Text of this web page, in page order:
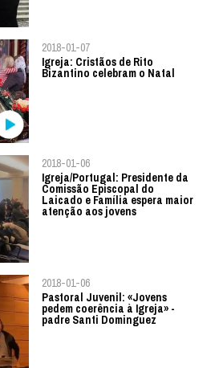
2018-01-07
Igreja: Cristãos de Rito
Bizantino celebram o Natal
2018-01-06
Igreja/Portugal: Presidente da
Comissão Episcopal do
Laicado e Família espera maior
atenção aos jovens
2018-01-06
Pastoral Juvenil: «Jovens
pedem coerência à Igreja» -
padre Santi Dominguez